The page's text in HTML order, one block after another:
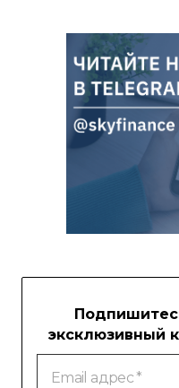
эксклюзивный
Email
адрес